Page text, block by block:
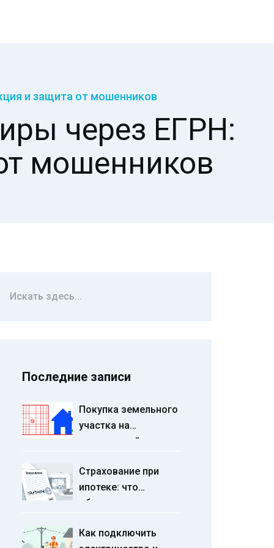
и защита от мошенников
через ЕГРН:
мошенников
Последние записи
Покупка земельного
участка на
материнский
как это сделать в
2026 году
Страхование при
ипотеке: что
обязательно, а от
отказаться в 2025
Как подключить